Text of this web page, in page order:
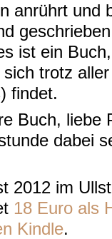
anrührt und
ist ein
trotz
findet.
Buch, liebe
dabei
2012 im
18 Euro als
Kindle.